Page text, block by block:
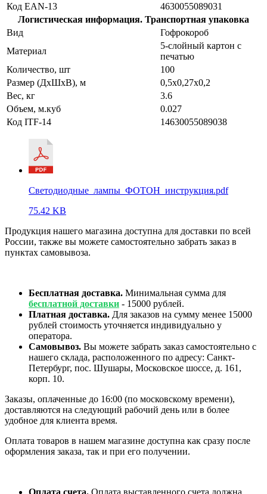
Код EAN-13
4630055089031
Логистическая информация. Транспортная упаковка
Вид
Гофрокороб
Материал
5-слойный картон с
печатью
Количество, шт
100
Размер (ДхШхВ), м
0,5х0,27х0,2
Вес, кг
3.6
Объем, м.куб
0.027
Код ITF-14
14630055089038
Светодиодные_лампы_ФОТОН_инструкция.pdf
75.42 KB
Продукция нашего магазина доступна для доставки по всей
России, также вы можете самостоятельно забрать заказ в
пунктах самовывоза.
Бесплатная доставка. Минимальная сумма для
бесплатной доставки - 15000 рублей.
Платная доставка. Для заказов на сумму менее 15000
рублей стоимость уточняется индивидуально у
оператора.
Самовывоз. Вы можете забрать заказ самостоятельно с
нашего склада, расположенного по адресу: Санкт-
Петербург, пос. Шушары, Московское шоссе, д. 161,
корп. 10.
Заказы, оплаченные до 16:00 (по московскому времени),
доставляются на следующий рабочий день или в более
удобное для клиента время.
Оплата товаров в нашем магазине доступна как сразу после
оформления заказа, так и при его получении.